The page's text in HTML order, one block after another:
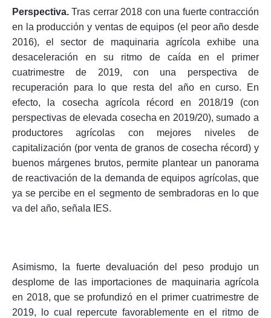
Perspectiva.Tras cerrar 2018 con una fuerte contracción
en la producción y ventas de equipos (el peor año desde
2016), el sector de maquinaria agrícola exhibe una
desaceleración en su ritmo de caída en el primer
cuatrimestre de 2019, con una perspectiva de
recuperación para lo que resta del año en curso. En
efecto, la cosecha agrícola récord en 2018/19 (con
perspectivas de elevada cosecha en 2019/20), sumado a
productores agrícolas con mejores niveles de
capitalización (por venta de granos de cosecha récord) y
buenos márgenes brutos, permite plantear un panorama
de reactivación de la demanda de equipos agrícolas, que
ya se percibe en el segmento de sembradoras en lo que
va del año, señala IES.
Asimismo, la fuerte devaluación del peso produjo un
desplome de las importaciones de maquinaria agrícola
en 2018, que se profundizó en el primer cuatrimestre de
2019, lo cual repercute favorablemente en el ritmo de